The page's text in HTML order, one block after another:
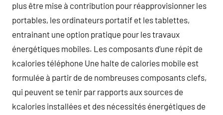
plus être mise à contribution pour réapprovisionner les
portables, les ordinateurs portatif et les tablettes,
entrainant une option pratique pour les travaux
énergétiques mobiles. Les composants d’une répit de
kcalories téléphone Une halte de calories mobile est
formulée à partir de de nombreuses composants clefs,
qui peuvent se tenir par rapports aux sources de
kcalories installées et des nécessités énergétiques de